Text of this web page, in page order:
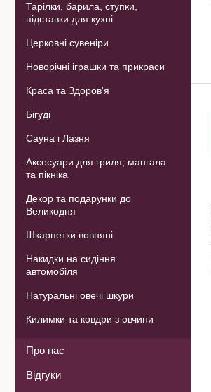
Тарілки, барила, ступки,
підставки для кухні
Церковні сувеніри
Новорічні іграшки та прикраси
Краса та Здоров'я
Бігуді
Сауна і Лазня
Аксесуари для гриля, мангала
та пікніка
Декор та подарунки до
Великодня
Шкарпетки вовняні
Накидки на сидіння
автомобіля
Натуральні овечі шкури
Килимки та ковдри з овчини
Про нас
Відгуки